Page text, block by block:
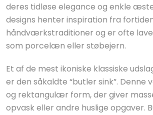
deres tidløse elegance og enkle
designs henter inspiration fra
håndværkstraditioner og er ofte
som porcelæn eller støbejern.
Et af de mest ikoniske klassiske
er den såkaldte “butler sink”. Denne
og rektangulær form, der giver
opvask eller andre huslige opgaver.